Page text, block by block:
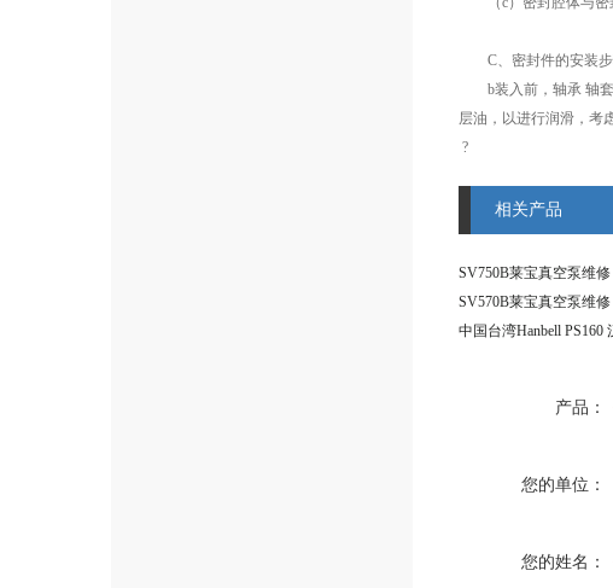
C、密封件的安装
b装入前，轴承 轴
层油，以进行润滑，考
?
相关产品
SV750B莱宝真空泵维修
SV570B莱宝真空泵维修
产品：
您的单位：
您的姓名：